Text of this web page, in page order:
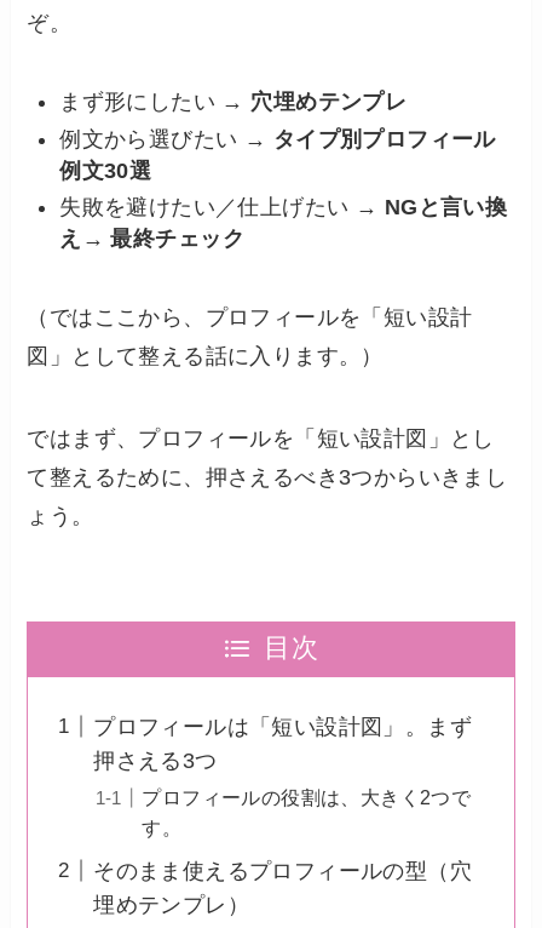
ぞ。
まず形にしたい → 穴埋めテンプレ
例文から選びたい → タイプ別プロフィール
例文30選
失敗を避けたい／仕上げたい → NGと言い換
え →最終チェック
（ではここから、プロフィールを「短い設計
図」として整える話に入ります。）
ではまず、プロフィールを「短い設計図」とし
て整えるために、押さえるべき3つからいきまし
ょう。
目次
プロフィールは「短い設計図」。まず
押さえる3つ
プロフィールの役割は、大きく2つで
す。
そのまま使えるプロフィールの型（穴
埋めテンプレ）